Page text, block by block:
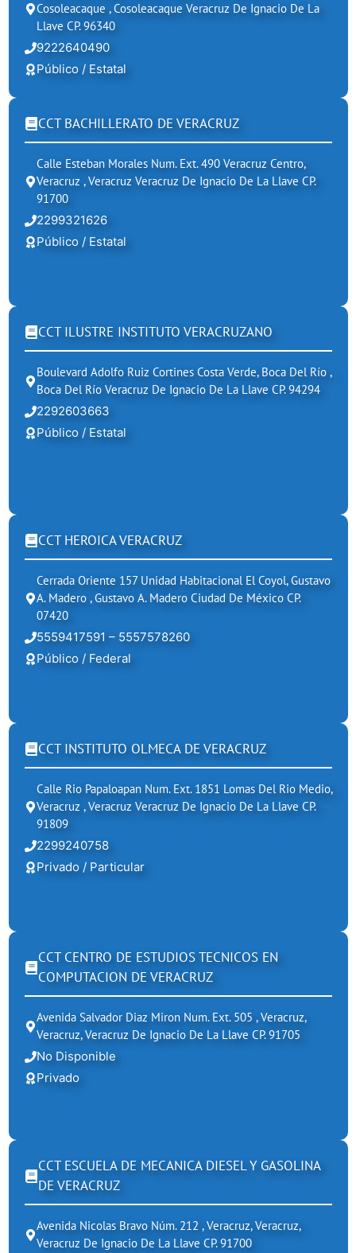
Cosoleacaque , Cosoleacaque Veracruz De Ignacio De La
Llave CP. 96340
9222640490
Público / Estatal
CCT BACHILLERATO DE VERACRUZ
Calle Esteban Morales Num. Ext. 490 Veracruz Centro,
Veracruz , Veracruz Veracruz De Ignacio De La Llave CP.
91700
2299321626
Público / Estatal
CCT ILUSTRE INSTITUTO VERACRUZANO
Boulevard Adolfo Ruiz Cortines Costa Verde, Boca Del Río ,
Boca Del Río Veracruz De Ignacio De La Llave CP. 94294
2292603663
Público / Estatal
CCT HEROICA VERACRUZ
Cerrada Oriente 157 Unidad Habitacional El Coyol, Gustavo
A. Madero , Gustavo A. Madero Ciudad De México CP.
07420
5559417591 – 5557578260
Público / Federal
CCT INSTITUTO OLMECA DE VERACRUZ
Calle Rio Papaloapan Num. Ext. 1851 Lomas Del Rio Medio,
Veracruz , Veracruz Veracruz De Ignacio De La Llave CP.
91809
2299240758
Privado / Particular
CCT CENTRO DE ESTUDIOS TECNICOS EN
COMPUTACION DE VERACRUZ
Avenida Salvador Diaz Miron Num. Ext. 505 , Veracruz,
Veracruz, Veracruz De Ignacio De La Llave CP. 91705
No Disponible
Privado
CCT ESCUELA DE MECANICA DIESEL Y GASOLINA
DE VERACRUZ
Avenida Nicolas Bravo Núm. 212 , Veracruz, Veracruz,
Veracruz De Ignacio De La Llave CP. 91700